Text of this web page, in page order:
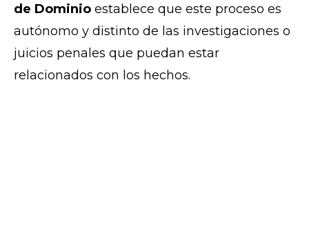
de Dominio establece que este proceso es
autónomo y distinto de las investigaciones o
juicios penales que puedan estar
relacionados con los hechos.